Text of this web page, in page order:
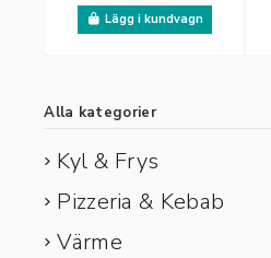
Lägg i kundvagn
Alla kategorier
Kyl & Frys
Pizzeria & Kebab
Värme